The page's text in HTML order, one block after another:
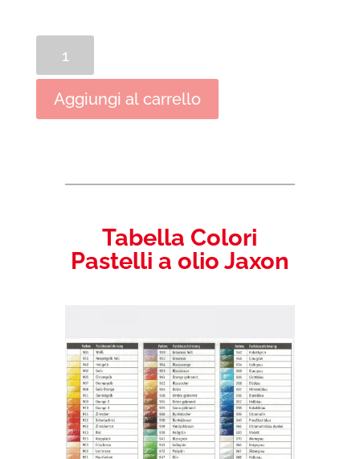
olio
JaxonAggiungi al carrello
Tabella Colori
Pastelli a olio Jaxon